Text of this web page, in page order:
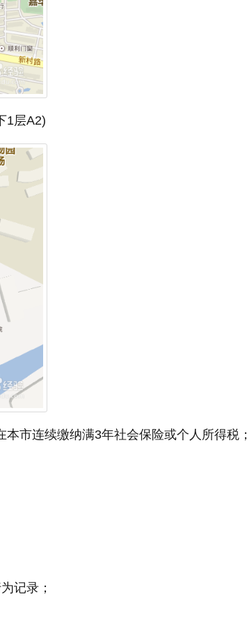
1层A2)
市连续缴纳满3年社会保险或个人所得税；
记录；